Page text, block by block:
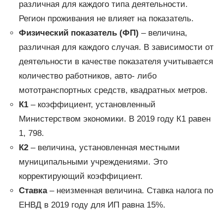
различная для каждого типа деятельности.
Регион проживания не влияет на показатель.
Физический показатель (ФП) – величина,
различная для каждого случая. В зависимости от
деятельности в качестве показателя учитывается
количество работников, авто- либо
мототранспортных средств, квадратных метров.
К1– коэффициент, установленный
Министерством экономики. В 2019 году К1 равен
1, 798.
К2– величина, установленная местными
муниципальными учреждениями. Это
корректирующий коэффициент.
Ставка– неизменная величина. Ставка налога по
ЕНВД в 2019 году для ИП равна 15%.